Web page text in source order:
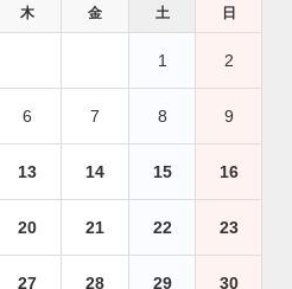
木 金 土 日
1 2
6 7 8 9
13 14 15 16
20 21 22 23
27 28 29 30